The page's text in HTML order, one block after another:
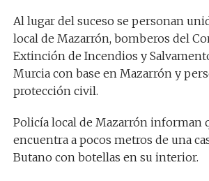
Al lugar del suceso se personan
local de Mazarrón, bomberos del
Extinción de Incendios y
Murcia con base en Mazarrón y
protección civil.
Policía local de Mazarrón informan
encuentra a pocos metros de una
Butano con botellas en su interior.